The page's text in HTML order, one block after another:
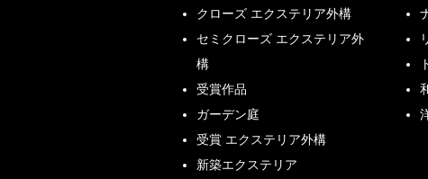
クローズ エクステリア外構
セミクローズ エクステリア外
構
受賞作品
ガーデン庭
受賞 エクステリア外構
新築エクステリア